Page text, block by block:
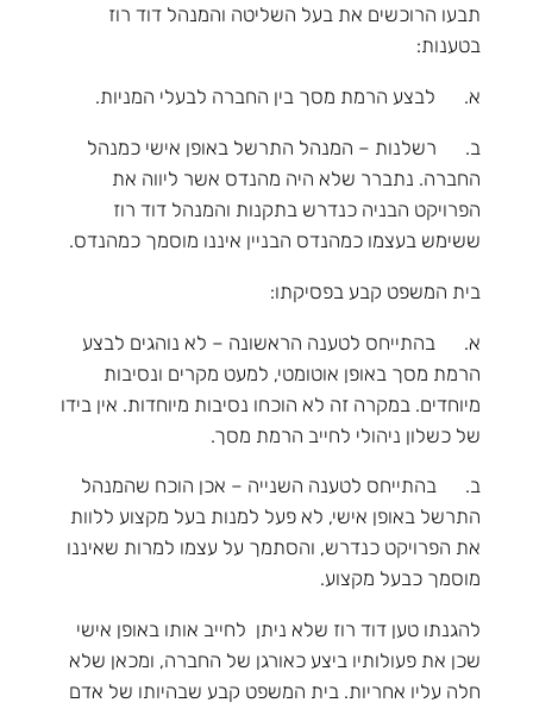
תבעו הרוכשים את בעל השליטה והמנהל דוד רוז
בטענות:
א. לבצע הרמת מסך בין החברה לבעלי המניות.
ב. רשלנות – המנהל התרשל באופן אישי כמנהל
החברה. נתברר שלא היה מהנדס אשר ליווה את
הפרויקט הבניה כנדרש בתקנות והמנהל דוד רוז
ששימש בעצמו כמהנדס הבניין איננו מוסמך כמהנדס.
בית המשפט קבע בפסיקתו:
א. בהתייחס לטענה הראשונה – לא נוהגים לבצע
הרמת מסך באופן אוטומטי, למעט מקרים ונסיבות
מיוחדים. במקרה זה לא הוכחו נסיבות מיוחדות. אין בידו
של כשלון ניהולי לחייב הרמת מסך.
ב. בהתייחס לטענה השנייה – אכן הוכח שהמנהל
התרשל באופן אישי, לא פעל למנות בעל מקצוע ללוות
את הפרויקט כנדרש, והסתמך על עצמו למרות שאיננו
מוסמך כבעל מקצוע.
להגנתו טען דוד רוז שלא ניתן לחייב אותו באופן אישי
שכן את פעולותיו ביצע כאורגן של החברה, ומכאן שלא
חלה עליו אחריות. בית המשפט קבע שבהיותו של אדם